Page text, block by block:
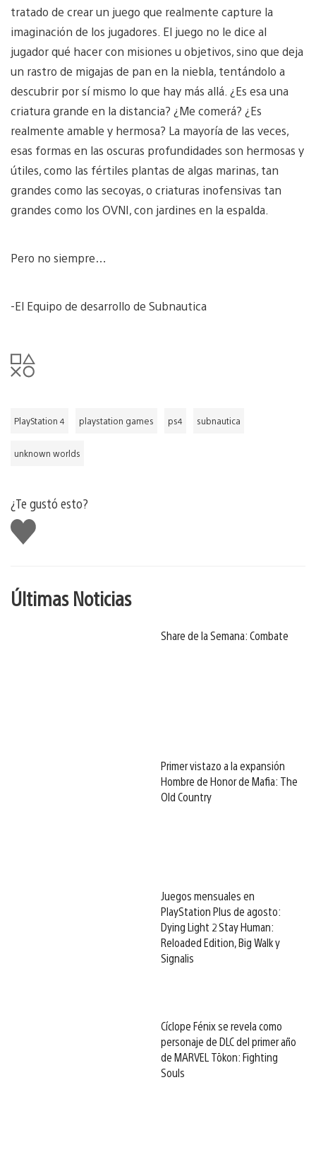
tratado de crear un juego que realmente capture la
imaginación de los jugadores. El juego no le dice al
jugador qué hacer con misiones u objetivos, sino que deja
un rastro de migajas de pan en la niebla, tentándolo a
descubrir por sí mismo lo que hay más allá. ¿Es esa una
criatura grande en la distancia? ¿Me comerá? ¿Es
realmente amable y hermosa? La mayoría de las veces,
esas formas en las oscuras profundidades son hermosas y
útiles, como las fértiles plantas de algas marinas, tan
grandes como las secoyas, o criaturas inofensivas tan
grandes como los OVNI, con jardines en la espalda.
Pero no siempre…
-El Equipo de desarrollo de Subnautica
PlayStation 4 playstation games ps4 subnautica
unknown worlds
¿Te gustó esto?
Me
gusta
Últimas Noticias
Share de la Semana: Combate
Primer vistazo a la expansión
Hombre de Honor de Mafia: The
Old Country
Juegos mensuales en
PlayStation Plus de agosto:
Dying Light 2 Stay Human:
Reloaded Edition, Big Walk y
Signalis
Cíclope Fénix se revela como
personaje de DLC del primer año
de MARVEL Tōkon: Fighting
Souls